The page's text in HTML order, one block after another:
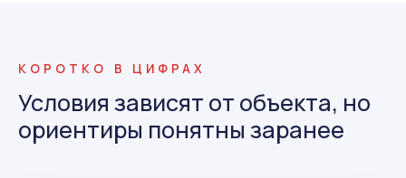
КОРОТКО В ЦИФРАХ
Условия зависят от объекта, но
ориентиры понятны заранее